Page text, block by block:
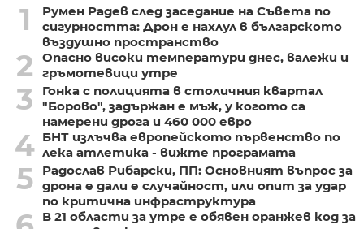
1
Румен Радев след заседание на Съвета по
сигурността: Дрон е нахлул в българското
въздушно пространство
2
Опасно високи температури днес, валежи и
гръмотевици утре
3
Гонка с полицията в столичния квартал
"Борово", задържан е мъж, у когото са
намерени дрога и 460 000 евро
4 БНТ излъчва европейското първенство по
лека атлетика - вижте програмата
5
Радослав Рибарски, ПП: Основният въпрос за
дрона е дали е случайност, или опит за удар
по критична инфраструктура
В 21 области за утре е обявен оранжев код за